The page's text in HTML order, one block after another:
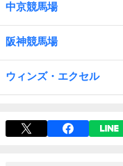
中京競馬場
阪神競馬場
ウィンズ・エクセル